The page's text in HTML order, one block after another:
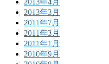
2013年3月
2011年7月
2011年3月
2011年1月
2010年9月